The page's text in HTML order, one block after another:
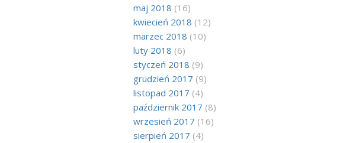
maj 2018 (16)
kwiecień 2018 (12)
marzec 2018 (10)
luty 2018 (6)
styczeń 2018 (9)
grudzień 2017 (9)
listopad 2017 (4)
październik 2017 (8)
wrzesień 2017 (16)
sierpień 2017 (4)